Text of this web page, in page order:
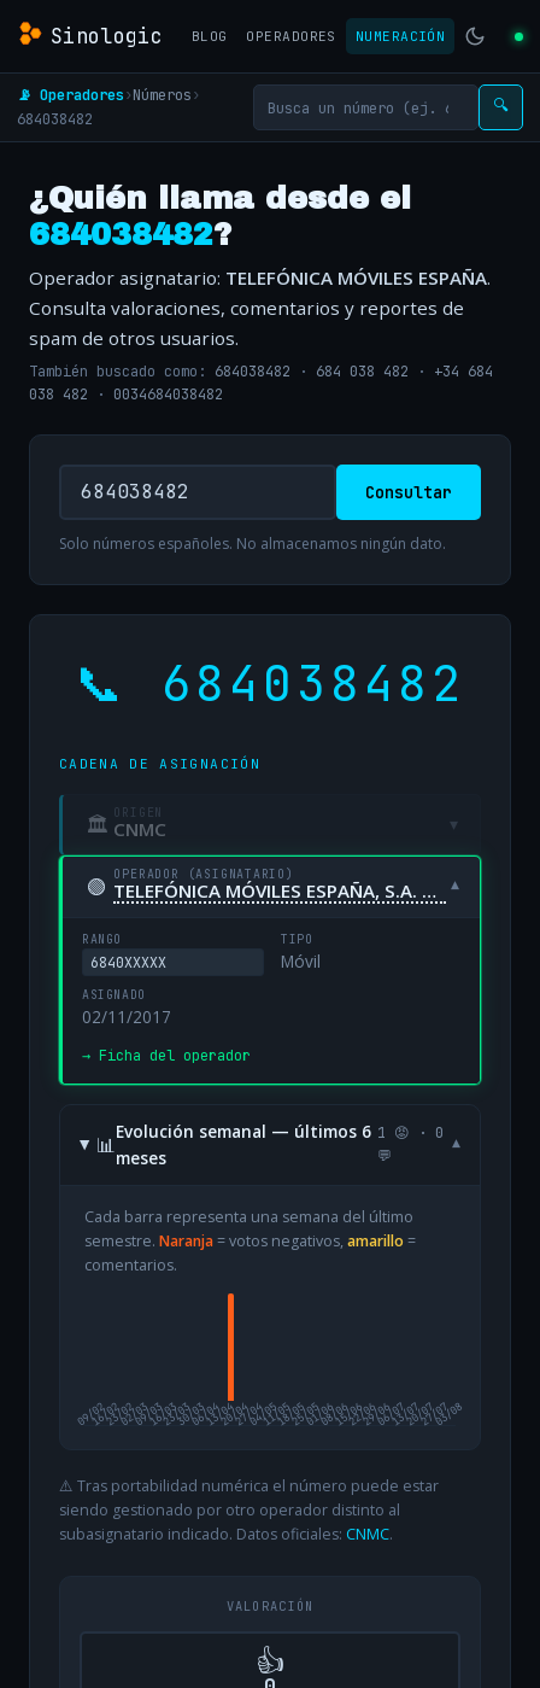
Sinologic BLOG OPERADORES NUMERACIÓN
📡 Operadores›Números›
684038482
🔍
¿Quién llama desde el
684038482?
Operador asignatario: TELEFÓNICA MÓVILES ESPAÑA.
Consulta valoraciones, comentarios y reportes de
spam de otros usuarios.
También buscado como: 684038482 · 684 038 482 · +34 684
038 482 · 0034684038482
Consultar
Solo números españoles. No almacenamos ningún dato.
📞 684038482
CADENA DE ASIGNACIÓN
🏛 ORIGEN
CNMC ▾
🟢 OPERADOR (ASIGNATARIO)
TELEFÓNICA MÓVILES ESPAÑA, S.A. UNIPERSONAL ▾
RANGO
6840XXXXX
TIPO
Móvil
ASIGNADO
02/11/2017
→ Ficha del operador
📊
Evolución semanal — últimos 6
meses
1 😡 · 0
💬
▾
Cada barra representa una semana del último
semestre. Naranja= votos negativos, amarillo =
comentarios.
09/02
16/0223/0202/0309/0316/0323/0330/0306/0413/0420/0427/0404/0511/0518/0525/0501/0608/0615/0622/0629/0606/0713/0720/0727/07
03/08
⚠️ Tras portabilidad numérica el número puede estar
siendo gestionado por otro operador distinto al
subasignatario indicado. Datos oficiales: CNMC.
VALORACIÓN
👍